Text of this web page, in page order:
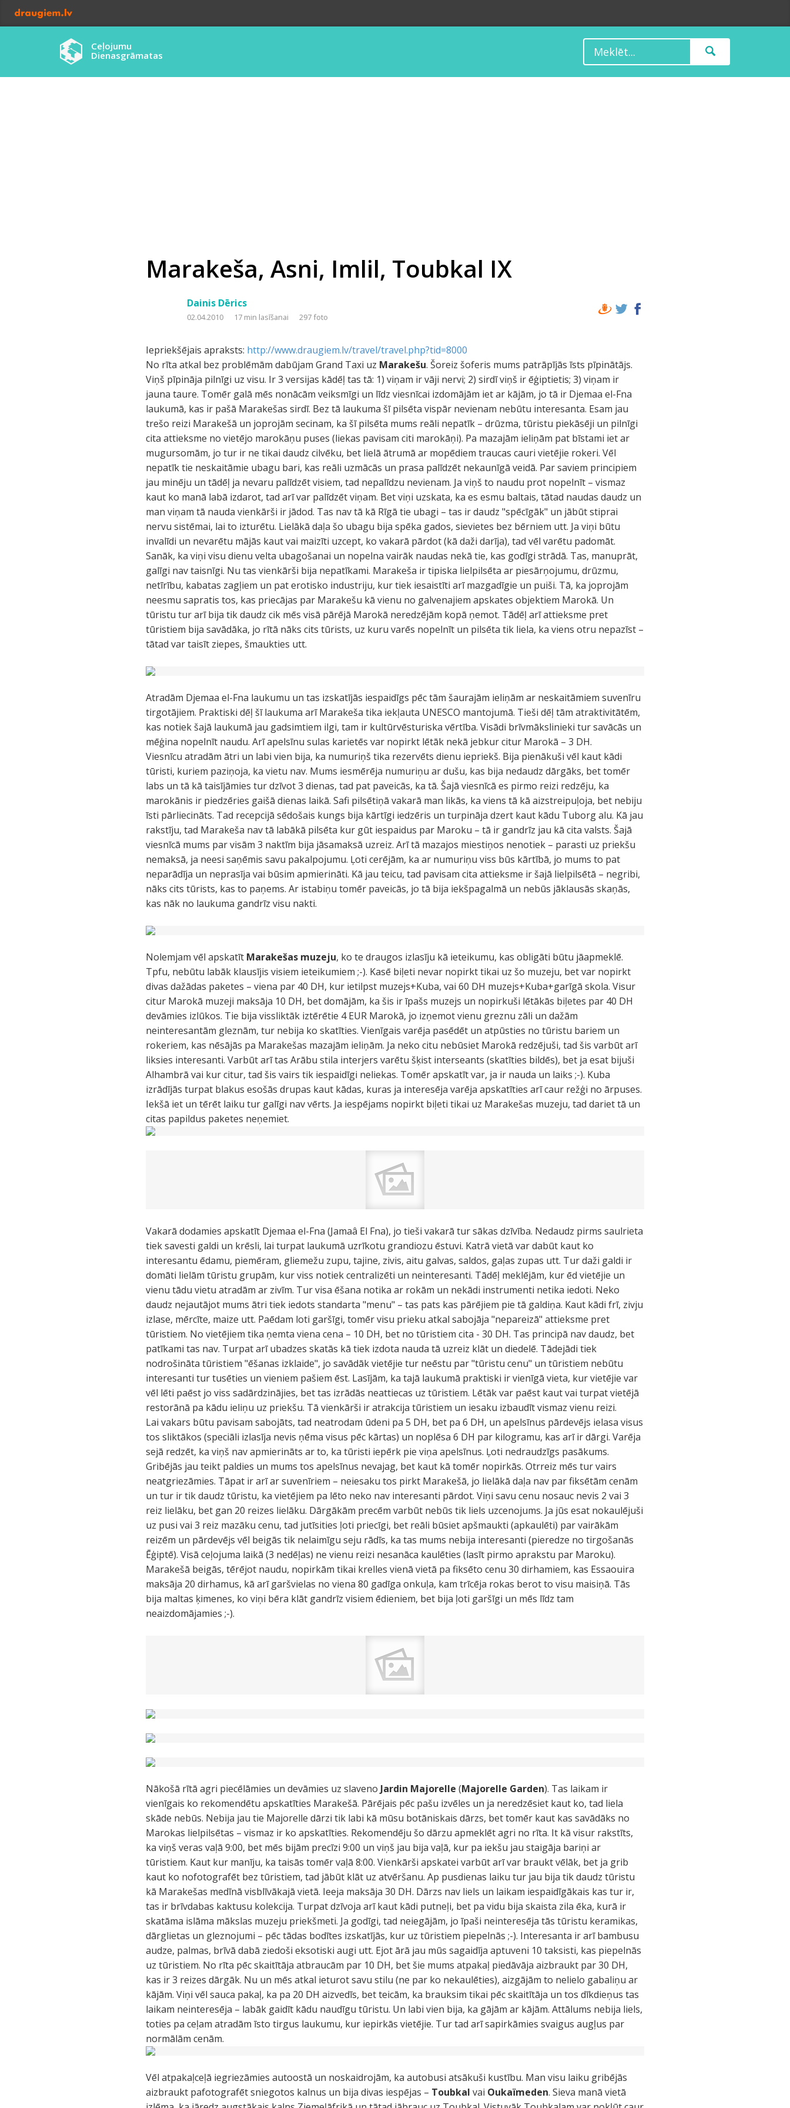
Ceļojumu
Dienasgrāmatas
Marakeša, Asni, Imlil, Toubkal IX
Dainis Dērics
02.04.2010 17 min lasīšanai 297 foto
Iepriekšējais apraksts: http://www.draugiem.lv/travel/travel.php?tid=8000
No rīta atkal bez problēmām dabūjam Grand Taxi uz Marakešu. Šoreiz šoferis mums patrāpījās īsts pīpinātājs.
Viņš pīpināja pilnīgi uz visu. Ir 3 versijas kādēļ tas tā: 1) viņam ir vāji nervi; 2) sirdī viņš ir ēģiptietis; 3) viņam ir
jauna taure. Tomēr galā mēs nonācām veiksmīgi un līdz viesnīcai izdomājām iet ar kājām, jo tā ir Djemaa el-Fna
laukumā, kas ir pašā Marakešas sirdī. Bez tā laukuma šī pilsēta vispār nevienam nebūtu interesanta. Esam jau
trešo reizi Marakešā un joprojām secinam, ka šī pilsēta mums reāli nepatīk – drūzma, tūristu piekāsēji un pilnīgi
cita attieksme no vietējo marokāņu puses (liekas pavisam citi marokāņi). Pa mazajām ieliņām pat bīstami iet ar
mugursomām, jo tur ir ne tikai daudz cilvēku, bet lielā ātrumā ar mopēdiem traucas cauri vietējie rokeri. Vēl
nepatīk tie neskaitāmie ubagu bari, kas reāli uzmācās un prasa palīdzēt nekaunīgā veidā. Par saviem principiem
jau minēju un tādēļ ja nevaru palīdzēt visiem, tad nepalīdzu nevienam. Ja viņš to naudu prot nopelnīt – vismaz
kaut ko manā labā izdarot, tad arī var palīdzēt viņam. Bet viņi uzskata, ka es esmu baltais, tātad naudas daudz un
man viņam tā nauda vienkārši ir jādod. Tas nav tā kā Rīgā tie ubagi – tas ir daudz "spēcīgāk" un jābūt stiprai
nervu sistēmai, lai to izturētu. Lielākā daļa šo ubagu bija spēka gados, sievietes bez bērniem utt. Ja viņi būtu
invalīdi un nevarētu mājās kaut vai maizīti uzcept, ko vakarā pārdot (kā daži darīja), tad vēl varētu padomāt.
Sanāk, ka viņi visu dienu velta ubagošanai un nopelna vairāk naudas nekā tie, kas godīgi strādā. Tas, manuprāt,
galīgi nav taisnīgi. Nu tas vienkārši bija nepatīkami. Marakeša ir tipiska lielpilsēta ar piesārņojumu, drūzmu,
netīrību, kabatas zagļiem un pat erotisko industriju, kur tiek iesaistīti arī mazgadīgie un puiši. Tā, ka joprojām
neesmu sapratis tos, kas priecājas par Marakešu kā vienu no galvenajiem apskates objektiem Marokā. Un
tūristu tur arī bija tik daudz cik mēs visā pārējā Marokā neredzējām kopā ņemot. Tādēļ arī attieksme pret
tūristiem bija savādāka, jo rītā nāks cits tūrists, uz kuru varēs nopelnīt un pilsēta tik liela, ka viens otru nepazīst –
tātad var taisīt ziepes, šmaukties utt.
Atradām Djemaa el-Fna laukumu un tas izskatījās iespaidīgs pēc tām šaurajām ieliņām ar neskaitāmiem suvenīru
tirgotājiem. Praktiski dēļ šī laukuma arī Marakeša tika iekļauta UNESCO mantojumā. Tieši dēļ tām atraktivitātēm,
kas notiek šajā laukumā jau gadsimtiem ilgi, tam ir kultūrvēsturiska vērtība. Visādi brīvmākslinieki tur savācās un
mēģina nopelnīt naudu. Arī apelsīnu sulas karietēs var nopirkt lētāk nekā jebkur citur Marokā – 3 DH.
Viesnīcu atradām ātri un labi vien bija, ka numuriņš tika rezervēts dienu iepriekš. Bija pienākuši vēl kaut kādi
tūristi, kuriem paziņoja, ka vietu nav. Mums iesmērēja numuriņu ar dušu, kas bija nedaudz dārgāks, bet tomēr
labs un tā kā taisījāmies tur dzīvot 3 dienas, tad pat paveicās, ka tā. Šajā viesnīcā es pirmo reizi redzēju, ka
marokānis ir piedzēries gaišā dienas laikā. Safi pilsētiņā vakarā man likās, ka viens tā kā aizstreipuļoja, bet nebiju
īsti pārliecināts. Tad recepcijā sēdošais kungs bija kārtīgi iedzēris un turpināja dzert kaut kādu Tuborg alu. Kā jau
rakstīju, tad Marakeša nav tā labākā pilsēta kur gūt iespaidus par Maroku – tā ir gandrīz jau kā cita valsts. Šajā
viesnīcā mums par visām 3 naktīm bija jāsamaksā uzreiz. Arī tā mazajos miestiņos nenotiek – parasti uz priekšu
nemaksā, ja neesi saņēmis savu pakalpojumu. Ļoti cerējām, ka ar numuriņu viss būs kārtībā, jo mums to pat
neparādīja un neprasīja vai būsim apmierināti. Kā jau teicu, tad pavisam cita attieksme ir šajā lielpilsētā – negribi,
nāks cits tūrists, kas to paņems. Ar istabiņu tomēr paveicās, jo tā bija iekšpagalmā un nebūs jāklausās skaņās,
kas nāk no laukuma gandrīz visu nakti.
Nolemjam vēl apskatīt Marakešas muzeju, ko te draugos izlasīju kā ieteikumu, kas obligāti būtu jāapmeklē.
Tpfu, nebūtu labāk klausījis visiem ieteikumiem ;-). Kasē biļeti nevar nopirkt tikai uz šo muzeju, bet var nopirkt
divas dažādas paketes – viena par 40 DH, kur ietilpst muzejs+Kuba, vai 60 DH muzejs+Kuba+garīgā skola. Visur
citur Marokā muzeji maksāja 10 DH, bet domājām, ka šis ir īpašs muzejs un nopirkuši lētākās biļetes par 40 DH
devāmies izlūkos. Tie bija vissliktāk iztērētie 4 EUR Marokā, jo izņemot vienu greznu zāli un dažām
neinteresantām gleznām, tur nebija ko skatīties. Vienīgais varēja pasēdēt un atpūsties no tūristu bariem un
rokeriem, kas nēsājās pa Marakešas mazajām ieliņām. Ja neko citu nebūsiet Marokā redzējuši, tad šis varbūt arī
liksies interesanti. Varbūt arī tas Arābu stila interjers varētu šķist interseants (skatīties bildēs), bet ja esat bijuši
Alhambrā vai kur citur, tad šis vairs tik iespaidīgi neliekas. Tomēr apskatīt var, ja ir nauda un laiks ;-). Kuba
izrādījās turpat blakus esošās drupas kaut kādas, kuras ja interesēja varēja apskatīties arī caur režģi no ārpuses.
Iekšā iet un tērēt laiku tur galīgi nav vērts. Ja iespējams nopirkt biļeti tikai uz Marakešas muzeju, tad dariet tā un
citas papildus paketes neņemiet.
Vakarā dodamies apskatīt Djemaa el-Fna (Jamaâ El Fna), jo tieši vakarā tur sākas dzīvība. Nedaudz pirms saulrieta
tiek savesti galdi un krēsli, lai turpat laukumā uzrīkotu grandiozu ēstuvi. Katrā vietā var dabūt kaut ko
interesantu ēdamu, piemēram, gliemežu zupu, tajine, zivis, aitu galvas, saldos, gaļas zupas utt. Tur daži galdi ir
domāti lielām tūristu grupām, kur viss notiek centralizēti un neinteresanti. Tādēļ meklējām, kur ēd vietējie un
vienu tādu vietu atradām ar zivīm. Tur visa ēšana notika ar rokām un nekādi instrumenti netika iedoti. Neko
daudz nejautājot mums ātri tiek iedots standarta "menu" – tas pats kas pārējiem pie tā galdiņa. Kaut kādi frī, zivju
izlase, mērcīte, maize utt. Paēdam loti garšīgi, tomēr visu prieku atkal sabojāja "nepareizā" attieksme pret
tūristiem. No vietējiem tika ņemta viena cena – 10 DH, bet no tūristiem cita - 30 DH. Tas principā nav daudz, bet
patīkami tas nav. Turpat arī ubadzes skatās kā tiek izdota nauda tā uzreiz klāt un diedelē. Tādejādi tiek
nodrošināta tūristiem "ēšanas izklaide", jo savādāk vietējie tur neēstu par "tūristu cenu" un tūristiem nebūtu
interesanti tur tusēties un vieniem pašiem ēst. Lasījām, ka tajā laukumā praktiski ir vienīgā vieta, kur vietējie var
vēl lēti paēst jo viss sadārdzinājies, bet tas izrādās neattiecas uz tūristiem. Lētāk var paēst kaut vai turpat vietējā
restorānā pa kādu ieliņu uz priekšu. Tā vienkārši ir atrakcija tūristiem un iesaku izbaudīt vismaz vienu reizi.
Lai vakars būtu pavisam sabojāts, tad neatrodam ūdeni pa 5 DH, bet pa 6 DH, un apelsīnus pārdevējs ielasa visus
tos sliktākos (speciāli izlasīja nevis ņēma visus pēc kārtas) un noplēsa 6 DH par kilogramu, kas arī ir dārgi. Varēja
sejā redzēt, ka viņš nav apmierināts ar to, ka tūristi iepērk pie viņa apelsīnus. Ļoti nedraudzīgs pasākums.
Gribējās jau teikt paldies un mums tos apelsīnus nevajag, bet kaut kā tomēr nopirkās. Otrreiz mēs tur vairs
neatgriezāmies. Tāpat ir arī ar suvenīriem – neiesaku tos pirkt Marakešā, jo lielākā daļa nav par fiksētām cenām
un tur ir tik daudz tūristu, ka vietējiem pa lēto neko nav interesanti pārdot. Viņi savu cenu nosauc nevis 2 vai 3
reiz lielāku, bet gan 20 reizes lielāku. Dārgākām precēm varbūt nebūs tik liels uzcenojums. Ja jūs esat nokaulējuši
uz pusi vai 3 reiz mazāku cenu, tad jutīsities ļoti priecīgi, bet reāli būsiet apšmaukti (apkaulēti) par vairākām
reizēm un pārdevējs vēl beigās tik nelaimīgu seju rādīs, ka tas mums nebija interesanti (pieredze no tirgošanās
Ēģiptē). Visā ceļojuma laikā (3 nedēļas) ne vienu reizi nesanāca kaulēties (lasīt pirmo aprakstu par Maroku).
Marakešā beigās, tērējot naudu, nopirkām tikai krelles vienā vietā pa fiksēto cenu 30 dirhamiem, kas Essaouira
maksāja 20 dirhamus, kā arī garšvielas no viena 80 gadīga onkuļa, kam trīcēja rokas berot to visu maisiņā. Tās
bija maltas ķimenes, ko viņi bēra klāt gandrīz visiem ēdieniem, bet bija ļoti garšīgi un mēs līdz tam
neaizdomājamies ;-).
Nākošā rītā agri piecēlāmies un devāmies uz slaveno Jardin Majorelle(Majorelle Garden). Tas laikam ir
vienīgais ko rekomendētu apskatīties Marakešā. Pārējais pēc pašu izvēles un ja neredzēsiet kaut ko, tad liela
skāde nebūs. Nebija jau tie Majorelle dārzi tik labi kā mūsu botāniskais dārzs, bet tomēr kaut kas savādāks no
Marokas lielpilsētas – vismaz ir ko apskatīties. Rekomendēju šo dārzu apmeklēt agri no rīta. It kā visur rakstīts,
ka viņš veras vaļā 9:00, bet mēs bijām precīzi 9:00 un viņš jau bija vaļā, kur pa iekšu jau staigāja bariņi ar
tūristiem. Kaut kur manīju, ka taisās tomēr vaļā 8:00. Vienkārši apskatei varbūt arī var braukt vēlāk, bet ja grib
kaut ko nofotografēt bez tūristiem, tad jābūt klāt uz atvēršanu. Ap pusdienas laiku tur jau bija tik daudz tūristu
kā Marakešas medīnā visblīvākajā vietā. Ieeja maksāja 30 DH. Dārzs nav liels un laikam iespaidīgākais kas tur ir,
tas ir brīvdabas kaktusu kolekcija. Turpat dzīvoja arī kaut kādi putneļi, bet pa vidu bija skaista zila ēka, kurā ir
skatāma islāma mākslas muzeju priekšmeti. Ja godīgi, tad neiegājām, jo īpaši neinteresēja tās tūristu keramikas,
dārglietas un gleznojumi – pēc tādas bodītes izskatījās, kur uz tūristiem piepelnās ;-). Interesanta ir arī bambusu
audze, palmas, brīvā dabā ziedoši eksotiski augi utt. Ejot ārā jau mūs sagaidīja aptuveni 10 taksisti, kas piepelnās
uz tūristiem. No rīta pēc skaitītāja atbraucām par 10 DH, bet šie mums atpakaļ piedāvāja aizbraukt par 30 DH,
kas ir 3 reizes dārgāk. Nu un mēs atkal ieturot savu stilu (ne par ko nekaulēties), aizgājām to nelielo gabaliņu ar
kājām. Viņi vēl sauca pakaļ, ka pa 20 DH aizvedīs, bet teicām, ka brauksim tikai pēc skaitītāja un tos dīkdieņus tas
laikam neinteresēja – labāk gaidīt kādu naudīgu tūristu. Un labi vien bija, ka gājām ar kājām. Attālums nebija liels,
toties pa ceļam atradām īsto tirgus laukumu, kur iepirkās vietējie. Tur tad arī sapirkāmies svaigus augļus par
normālām cenām.
Vēl atpakaļceļā iegriezāmies autoostā un noskaidrojām, ka autobusi atsākuši kustību. Man visu laiku gribējās
aizbraukt pafotografēt sniegotos kalnus un bija divas iespējas – Toubkal vai Oukaïmeden. Sieva manā vietā